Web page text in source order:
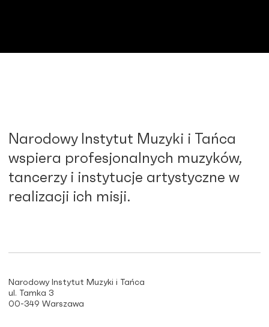
Narodowy Instytut Muzyki i Tańca
wspiera profesjonalnych muzyków,
tancerzy i instytucje artystyczne w
realizacji ich misji.
Narodowy Instytut Muzyki i Tańca
ul. Tamka 3
00-349 Warszawa